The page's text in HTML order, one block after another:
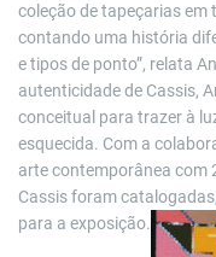
coleção de tapeçarias em
contando uma história
e tipos de ponto”, relata
autenticidade de Cassis,
conceitual para trazer à
esquecida. Com a
arte contemporânea com
Cassis foram
para a exposição.